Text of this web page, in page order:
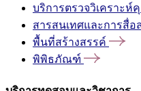
บริการตรวจวิเคราะห์
สารสนเทศและการสื่อ
พื้นที่สร้างสรรค์
พิพิธภัณฑ์